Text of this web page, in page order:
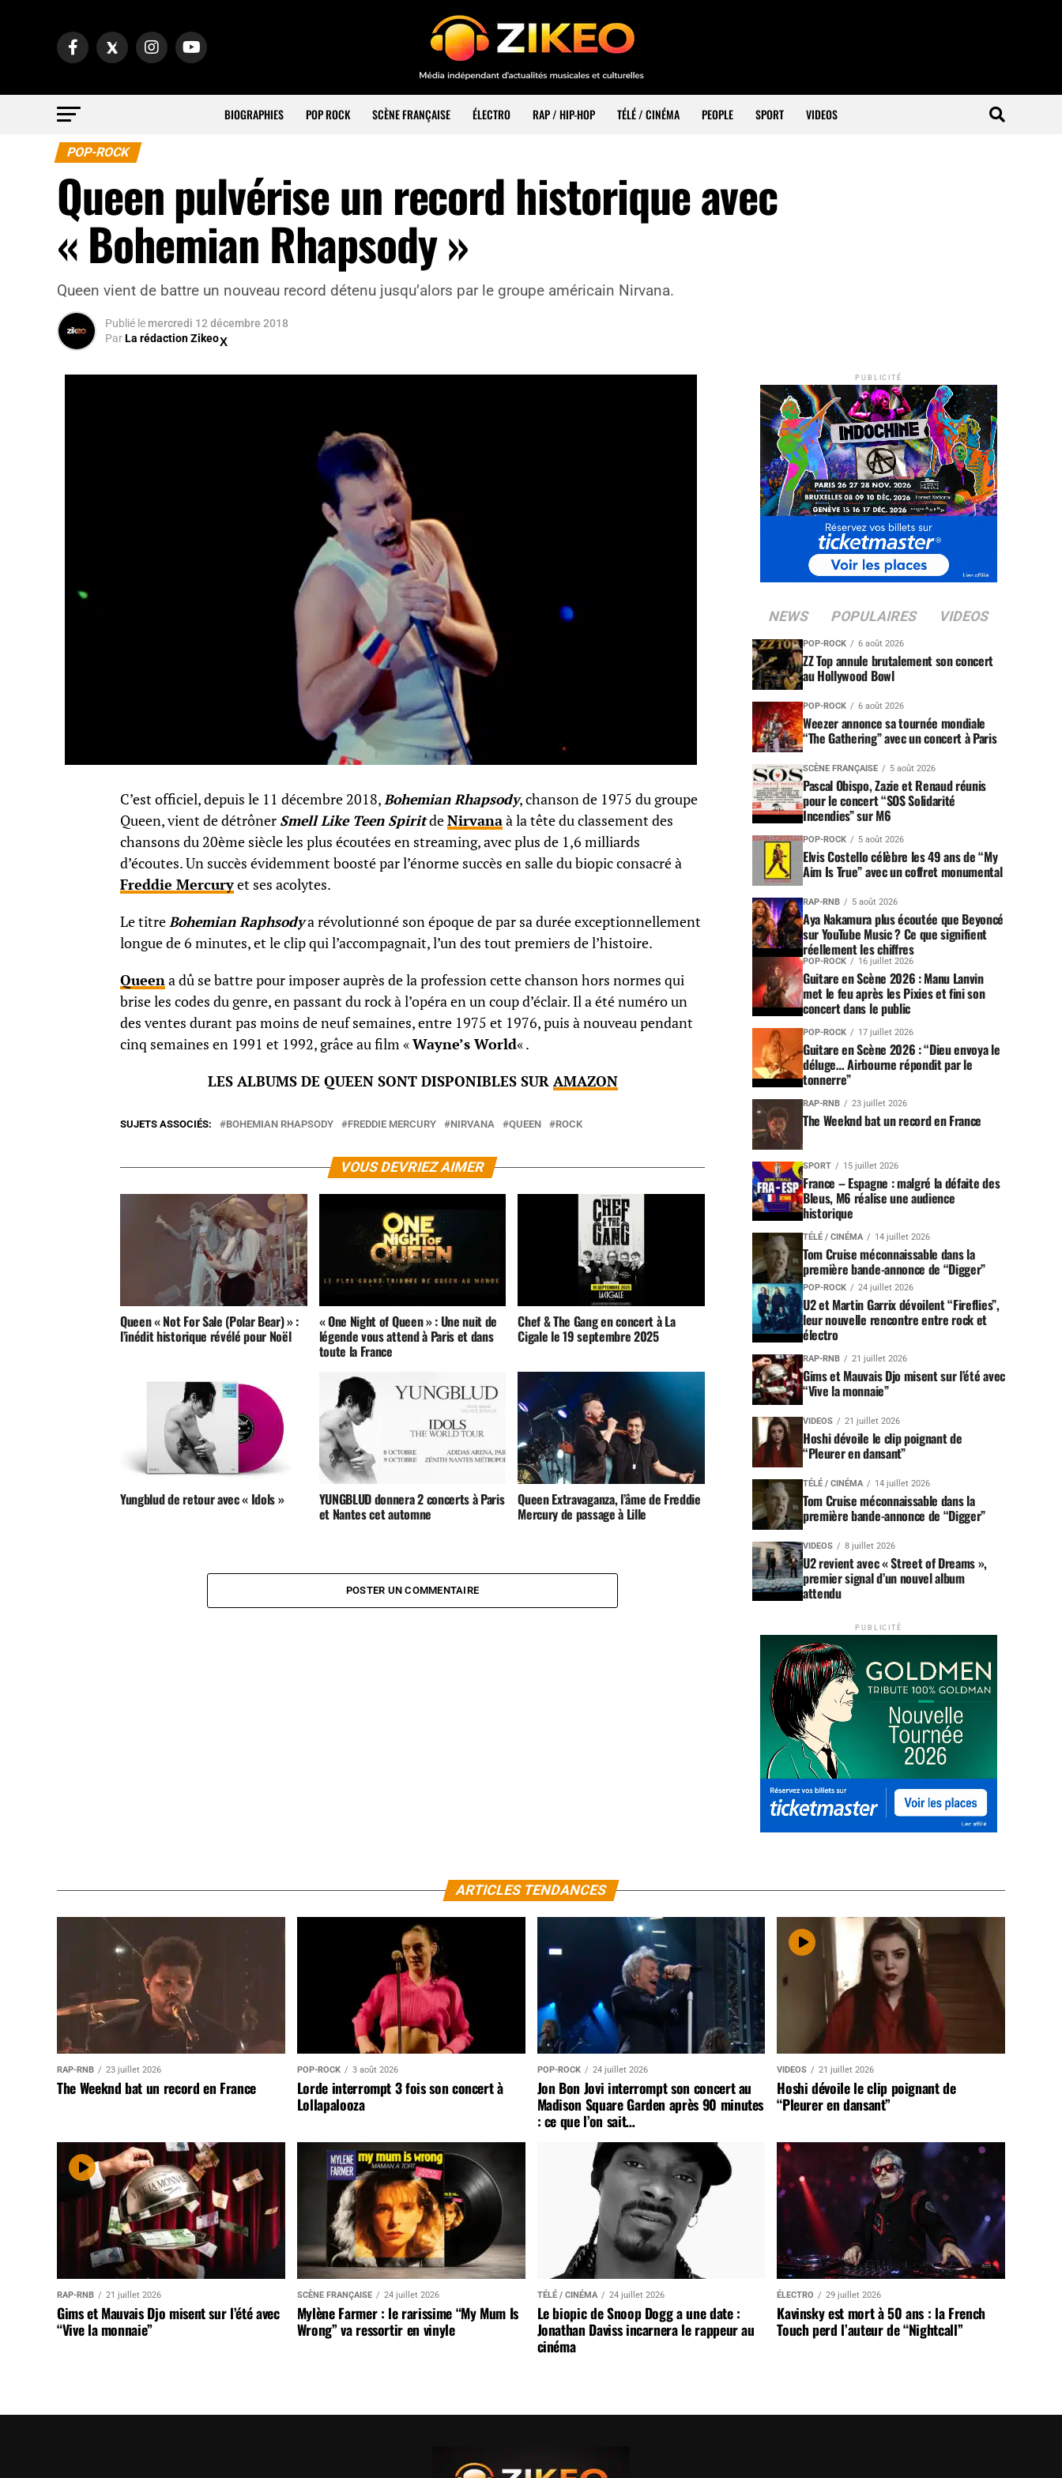
BIOGRAPHIES POP ROCK SCÈNE FRANÇAISE ÉLECTRO RAP / HIP-HOP TÉLÉ / CINÉMA PEOPLE SPORT VIDEOS
POP-ROCK
Queen pulvérise un record historique avec
« Bohemian Rhapsody »
Queen vient de battre un nouveau record détenu jusqu’alors par le groupe américain Nirvana.
Publié le mercredi 12 décembre 2018
ParLa rédaction Zikeo
C’est officiel, depuis le 11 décembre 2018,Bohemian Rhapsody, chanson de 1975 du groupe
Queen, vient de détrôner Smell Like Teen SpiritdeNirvanaà la tête du classement des
chansons du 20ème siècle les plus écoutées en streaming, avec plus de 1,6 milliards
d’écoutes. Un succès évidemment boosté par l’énorme succès en salle du biopic consacré à
Freddie Mercuryet ses acolytes.
Le titreBohemian Raphsodya révolutionné son époque de par sa durée exceptionnellement
longue de 6 minutes, et le clip qui l’accompagnait, l’un des tout premiers de l’histoire.
Queena dû se battre pour imposer auprès de la profession cette chanson hors normes qui
brise les codes du genre, en passant du rock à l’opéra en un coup d’éclair. Il a été numéro un
des ventes durant pas moins de neuf semaines, entre 1975 et 1976, puis à nouveau pendant
cinq semaines en 1991 et 1992, grâce au film «Wayne’s World« .
LES ALBUMS DE QUEEN SONT DISPONIBLES SUR AMAZON
SUJETS ASSOCIÉS: BOHEMIAN RHAPSODY FREDDIE MERCURY NIRVANA QUEEN ROCK
VOUS DEVRIEZ AIMER
Queen « Not For Sale (Polar Bear) » :
l’inédit historique révélé pour Noël
« One Night of Queen » : Une nuit de
légende vous attend à Paris et dans
toute la France
Chef & The Gang en concert à La
Cigale le 19 septembre 2025
Yungblud de retour avec « Idols » YUNGBLUD donnera 2 concerts à Paris
et Nantes cet automne
Queen Extravaganza, l’âme de Freddie
Mercury de passage à Lille
POSTER UN COMMENTAIRE
PUBLICITÉ
NEWS POPULAIRES VIDEOS
POP-ROCK 6 août 2026
ZZ Top annule brutalement son concert
au Hollywood Bowl
POP-ROCK 6 août 2026
Weezer annonce sa tournée mondiale
“The Gathering” avec un concert à Paris
SCÈNE FRANÇAISE 5 août 2026
Pascal Obispo, Zazie et Renaud réunis
pour le concert “SOS Solidarité
Incendies” sur M6
POP-ROCK 5 août 2026
Elvis Costello célèbre les 49 ans de “My
Aim Is True” avec un coffret monumental
RAP-RNB 5 août 2026
Aya Nakamura plus écoutée que Beyoncé
sur YouTube Music ? Ce que signifient
réellement les chiffres
POP-ROCK 16 juillet 2026
Guitare en Scène 2026 : Manu Lanvin
met le feu après les Pixies et fini son
concert dans le public
POP-ROCK 17 juillet 2026
Guitare en Scène 2026 : “Dieu envoya le
déluge… Airbourne répondit par le
tonnerre”
RAP-RNB 23 juillet 2026
The Weeknd bat un record en France
SPORT 15 juillet 2026
France – Espagne : malgré la défaite des
Bleus, M6 réalise une audience
historique
TÉLÉ / CINÉMA 14 juillet 2026
Tom Cruise méconnaissable dans la
première bande-annonce de “Digger”
POP-ROCK 24 juillet 2026
U2 et Martin Garrix dévoilent “Fireflies”,
leur nouvelle rencontre entre rock et
électro
RAP-RNB 21 juillet 2026
Gims et Mauvais Djo misent sur l’été avec
“Vive la monnaie”
VIDEOS 21 juillet 2026
Hoshi dévoile le clip poignant de
“Pleurer en dansant”
TÉLÉ / CINÉMA 14 juillet 2026
Tom Cruise méconnaissable dans la
première bande-annonce de “Digger”
VIDEOS 8 juillet 2026
U2 revient avec « Street of Dreams »,
premier signal d’un nouvel album
attendu
PUBLICITÉ
ARTICLES TENDANCES
RAP-RNB 23 juillet 2026
The Weeknd bat un record en France
POP-ROCK 3 août 2026
Lorde interrompt 3 fois son concert à
Lollapalooza
POP-ROCK 24 juillet 2026
Jon Bon Jovi interrompt son concert au
Madison Square Garden après 90 minutes
: ce que l’on sait…
VIDEOS 21 juillet 2026
Hoshi dévoile le clip poignant de
“Pleurer en dansant”
RAP-RNB 21 juillet 2026
Gims et Mauvais Djo misent sur l’été avec
“Vive la monnaie”
SCÈNE FRANÇAISE 24 juillet 2026
Mylène Farmer : le rarissime “My Mum Is
Wrong” va ressortir en vinyle
TÉLÉ / CINÉMA 24 juillet 2026
Le biopic de Snoop Dogg a une date :
Jonathan Daviss incarnera le rappeur au
cinéma
ÉLECTRO 29 juillet 2026
Kavinsky est mort à 50 ans : la French
Touch perd l’auteur de “Nightcall”